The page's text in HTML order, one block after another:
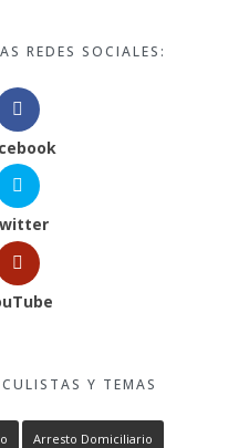
REDES SOCIALES:
Y TEMAS
Arresto Domiciliario